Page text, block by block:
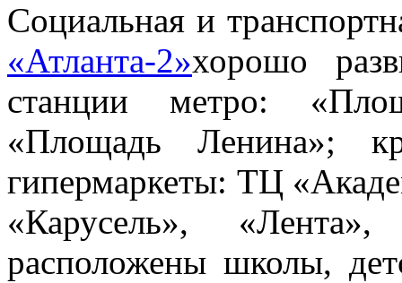
Социальная и
«Атланта-2»хорошо
станции метро:
«Площадь Ленина»;
гипермаркеты: ТЦ
«Карусель»,
расположены школы,